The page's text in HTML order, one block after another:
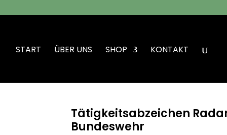
START ÜBER UNS SHOP KONTAKT
Tätigkeitsabzeichen
Bundeswehr